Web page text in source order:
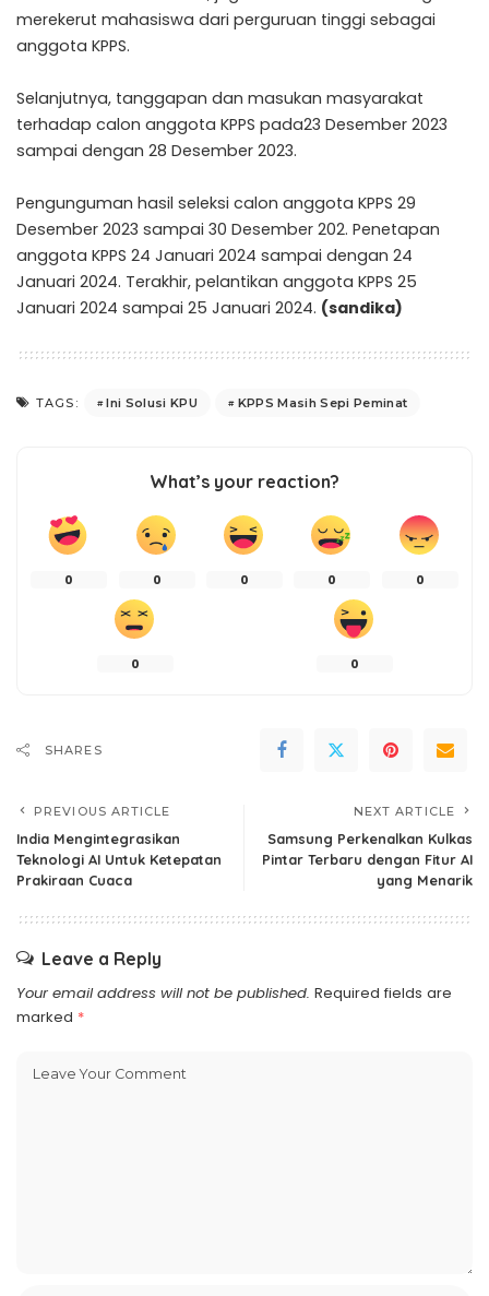
merekerut mahasiswa dari perguruan tinggi sebagai
anggota KPPS.
Selanjutnya, tanggapan dan masukan masyarakat
terhadap calon anggota KPPS pada23 Desember 2023
sampai dengan 28 Desember 2023.
Pengunguman hasil seleksi calon anggota KPPS 29
Desember 2023 sampai 30 Desember 202. Penetapan
anggota KPPS 24 Januari 2024 sampai dengan 24
Januari 2024. Terakhir, pelantikan anggota KPPS 25
Januari 2024 sampai 25 Januari 2024. (sandika)
TAGS: Ini Solusi KPU KPPS Masih Sepi Peminat
What’s your reaction?
0 0 0 0 0
0 0
SHARES
PREVIOUS ARTICLE
India Mengintegrasikan
Teknologi AI Untuk Ketepatan
Prakiraan Cuaca
NEXT ARTICLE
Samsung Perkenalkan Kulkas
Pintar Terbaru dengan Fitur AI
yang Menarik
Leave a Reply
Your email address will not be published. Required fields are
marked *